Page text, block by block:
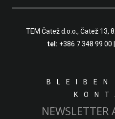
TEM Čatež d.o.o., Čatež 13,
tel: +386 7 348 99 00
NEWSLETTER